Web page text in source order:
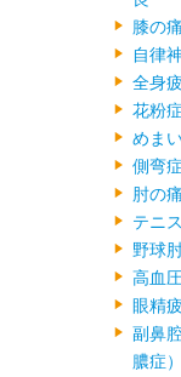
膝の
自律
全身
花粉症
めま
側弯
肘の
テニ
野球
高血
眼精
副鼻
膿症）